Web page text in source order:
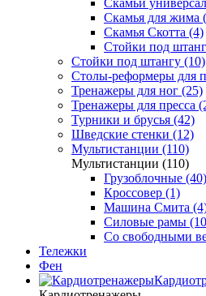
Скамьи
Скамья для жима
Скамья Скотта (4)
Стойки под
Стойки под штангу (10)
Столы-реформеры для
Тренажеры для ног (25)
Тренажеры для пресса
Турники и брусья (42)
Шведские стенки (12)
Мультистанции (110)
Мультистанции (110)
Грузоблочные (40)
Кроссовер (1)
Машина Смита
Силовые рамы
Со свободными
Тележки
Фен